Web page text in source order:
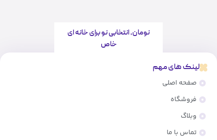
نومان، انتخابی نو برای خانه ای
خاص
لینک های مهم
صفحه اصلی
فروشگاه
وبلاگ
تماس با ما